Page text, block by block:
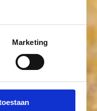
Marketing